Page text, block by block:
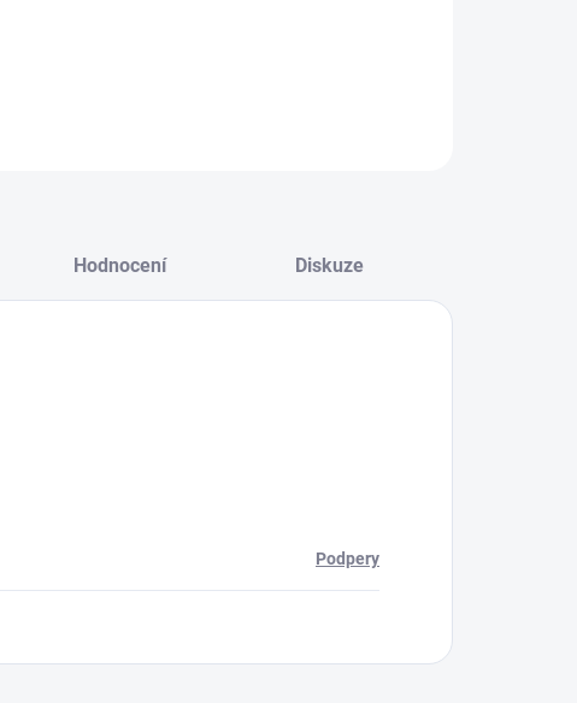
Hodnocení Diskuze
Podpery